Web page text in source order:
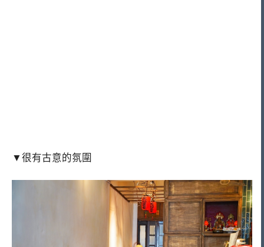
▼很有古意的氛圍